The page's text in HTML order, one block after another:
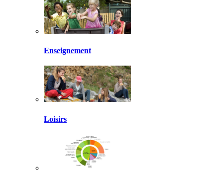
Enseignement
Loisirs